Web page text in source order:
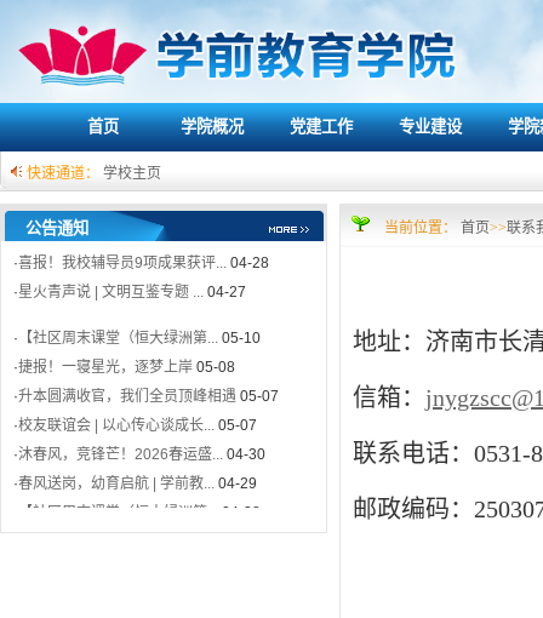
首页 学院概况 党建工作 专业建设 学院
快速通道： 学校主页
公告通知
【社区周末课堂（恒大绿洲第... 05-10
捷报！一寝星光，逐梦上岸
05-08
·升本圆满收官，我们全员顶峰相遇 05-07
·校友联谊会 | 以心传心谈成长... 05-07
·沐春风，竞锋芒！2026春运盛...
·春风送岗，幼育启航 | 学前教... 04-29
【社区周末课堂（恒大绿洲第...
喜报！我校辅导员9项成果获评...
星火青声说 | 文明互鉴专题 ...
【社区周末课堂（恒大绿洲第...
捷报！一寝星光，逐梦上岸
升本圆满收官，我们全员顶峰相遇
校友联谊会 | 以心传心谈成长...
沐春风，竞锋芒！2026春运盛...
春风送岗，幼育启航 | 学前教...
【社区周末课堂（恒大绿洲第...
·喜报！我校辅导员9项成果获评... 04-28
当前位置： 首页>>联系
地址：济南市长
信箱：
联系电话：0531-
邮政编码：